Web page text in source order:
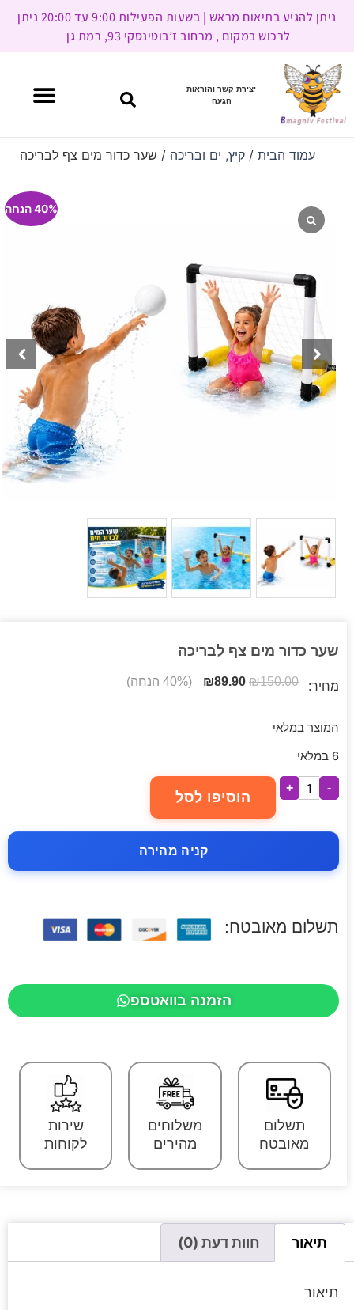
ניתן להגיע בתיאום מראש | בשעות הפעילות 9:00 עד 20:00 ניתן
לרכוש במקום , מרחוב ז’בוטינסקי 93, רמת גן
יצירת קשר והוראות
הגעה
עמוד הבית/ קיץ, ים ובריכה / שער כדור מים צף לבריכה
40% הנחה
שער כדור מים צף לבריכה
מחיר: ₪150.00
₪89.90 (40% הנחה)
המוצר במלאי
6 במלאי
-
+
הוסיפו לסל
קניה מהירה
תשלום מאובטח:
הזמנה בוואטספ
תשלום
מאובטח
משלוחים
מהירים
שירות
לקוחות
תיאור חוות דעת (0)
תיאור